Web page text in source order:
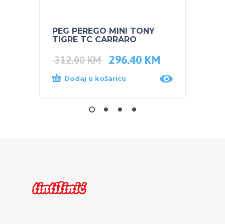
PEG PEREGO MINI TONY
TIGRE TC CARRARO
312.00KM 296.40 KM
Dodaj u košaricu